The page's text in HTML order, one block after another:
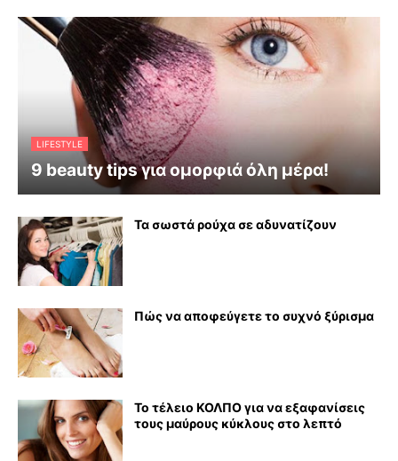
LIFESTYLE
9 beauty tips για ομορφιά όλη μέρα!
Τα σωστά ρούχα σε αδυνατίζουν
Πώς να αποφεύγετε το συχνό ξύρισμα
Το τέλειο ΚΟΛΠΟ για να εξαφανίσεις
τους μαύρους κύκλους στο λεπτό